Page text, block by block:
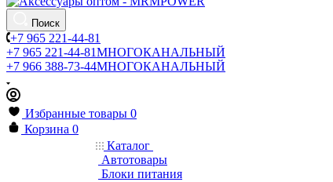
Поиск
+7 965 221-44-81
+7 965 221-44-81МНОГОКАНАЛЬНЫЙ
+7 966 388-73-44МНОГОКАНАЛЬНЫЙ
Избранные товары 0
Корзина 0
Каталог
Автотовары
Блоки питания